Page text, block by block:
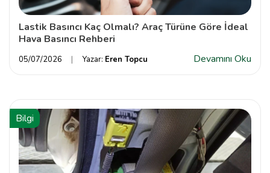
Lastik Basıncı Kaç Olmalı? Araç Türüne Göre İdeal
Hava Basıncı Rehberi
05/07/2026 Yazar: Eren Topcu Devamını Oku
Bilgi